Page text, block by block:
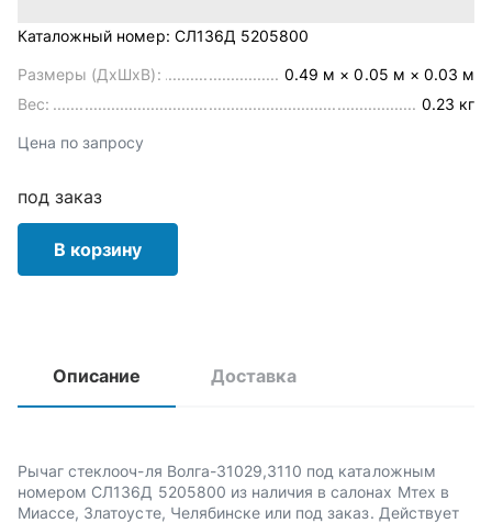
Каталожный номер: СЛ136Д 5205800
Размеры (ДхШхВ):
0.49 м × 0.05 м × 0.03 м
Вес:
0.23 кг
Цена по запросу
под заказ
В корзину
Описание Доставка
Рычаг стеклооч-ля Волга-31029,3110 под каталожным
номером СЛ136Д 5205800 из наличия в салонах Мтех в
Миассе, Златоусте, Челябинске или под заказ. Действует